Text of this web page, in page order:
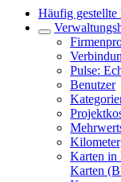
Häufig
Pulse:
Benutzer
Karten in
Karten